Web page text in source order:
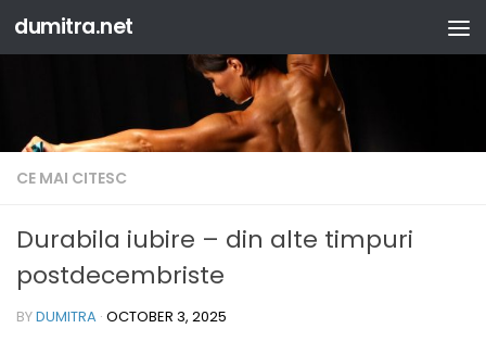
Skip to content
dumitra.net
CE MAI CITESC
Durabila iubire – din alte timpuri
postdecembriste
BYDUMITRA · OCTOBER 3, 2025